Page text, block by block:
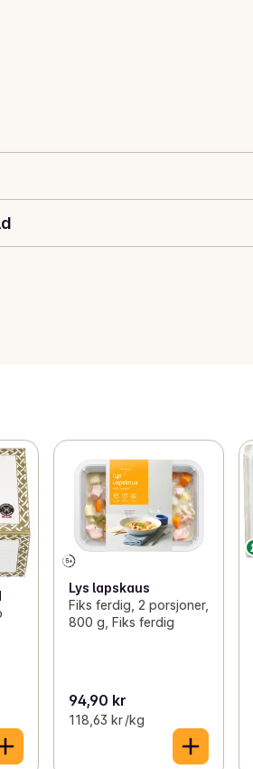
Lys lapskaus
Fiks ferdig, 2 porsjoner,
800 g, Fiks ferdig
94,90 kr
118,63 kr /kg